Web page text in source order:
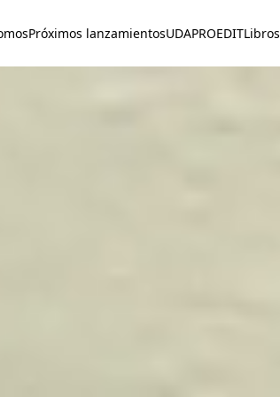
Próximos lanzamientosUDAPROEDITLibros